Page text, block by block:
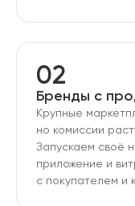
02
Бренды с
Крупные
но комиссии
Запускаем своё
приложение и
с покупателем и